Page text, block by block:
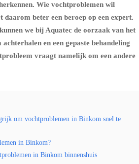
Wie vochtproblemen wil
daarom beter een beroep op een expert.
we bij Aquatec de oorzaak van het
en een gepaste behandeling
vraagt namelijk om een andere
om vochtproblemen in Binkom snel te
in Binkom?
in Binkom binnenshuis